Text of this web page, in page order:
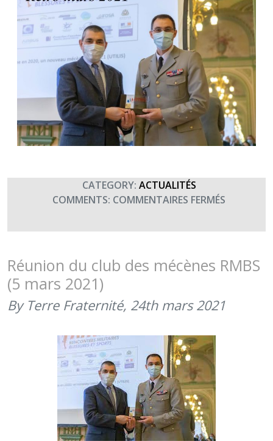
CATEGORY: ACTUALITÉS
COMMENTS: COMMENTAIRES FERMÉS
2021
MARS
–
DES
Réunion du club des mécènes RMBS
(5 mars 2021)
By Terre Fraternité, 24th mars 2021